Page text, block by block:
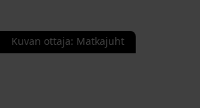
Kuvan ottaja: Matkajuht